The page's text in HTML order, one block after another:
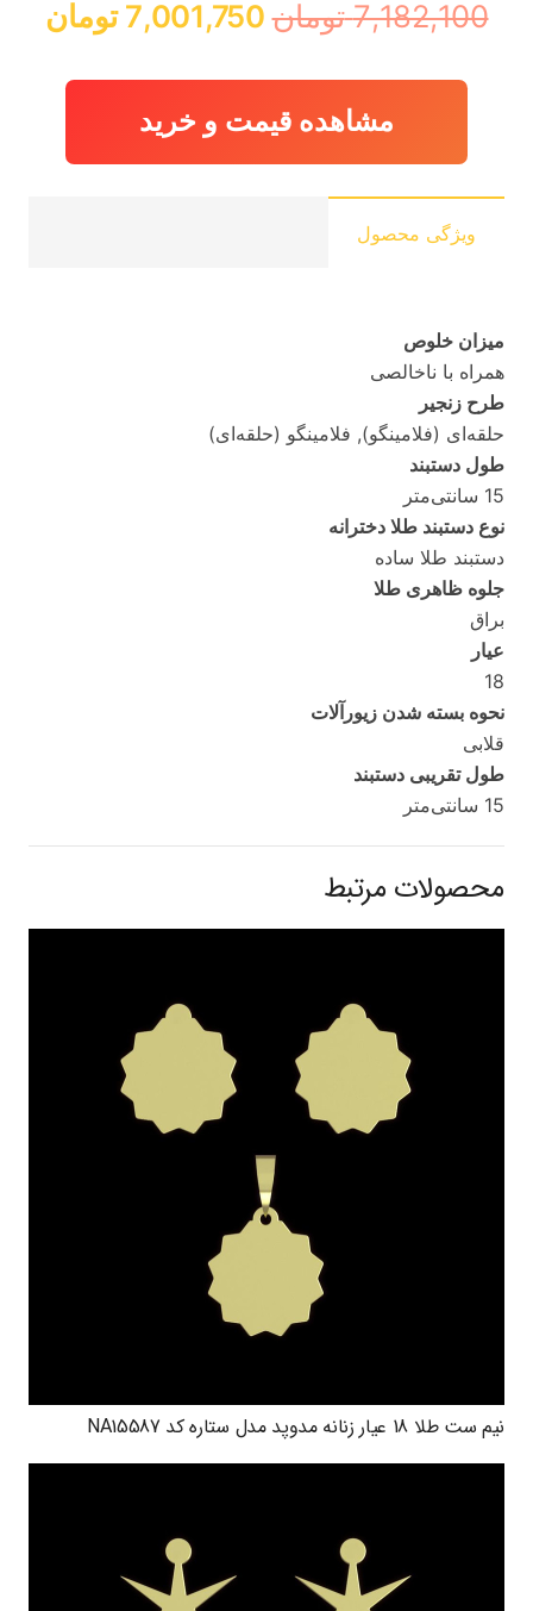
7,182,100 تومان قیمت
اصلی:
7,182,100 تومان
7,001,750 تومان
مشاهده قیمت و خرید
ویژگی محصول
میزان خلوص
همراه با ناخالصی
طرح زنجیر
حلقه‌ای (فلامینگو), فلامینگو (حلقه‌ای)
طول دستبند
15 سانتی‌متر
نوع دستبند طلا دخترانه
دستبند طلا ساده
جلوه ظاهری طلا
براق
عیار
18
نحوه بسته شدن زیورآلات
قلابی
طول تقریبی دستبند
15 سانتی‌متر
محصولات مرتبط
نیم ست طلا 18 عیار زنانه مدوپد مدل ستاره کد NA15587